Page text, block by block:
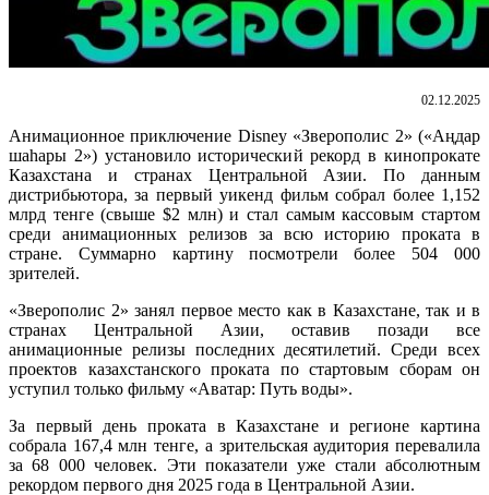
02.12.2025
Анимационное приключение Disney «Зверополис 2» («Аңдар
шаһары 2») установило исторический рекорд в кинопрокате
Казахстана и странах Центральной Азии. По данным
дистрибьютора, за первый уикенд фильм собрал более 1,152
млрд тенге (свыше $2 млн) и стал самым кассовым стартом
среди анимационных релизов за всю историю проката в
стране. Суммарно картину посмотрели более 504 000
зрителей.
«Зверополис 2» занял первое место как в Казахстане, так и в
странах Центральной Азии, оставив позади все
анимационные релизы последних десятилетий. Среди всех
проектов казахстанского проката по стартовым сборам он
уступил только фильму «Аватар: Путь воды».
За первый день проката в Казахстане и регионе картина
собрала 167,4 млн тенге, а зрительская аудитория перевалила
за 68 000 человек. Эти показатели уже стали абсолютным
рекордом первого дня 2025 года в Центральной Азии.